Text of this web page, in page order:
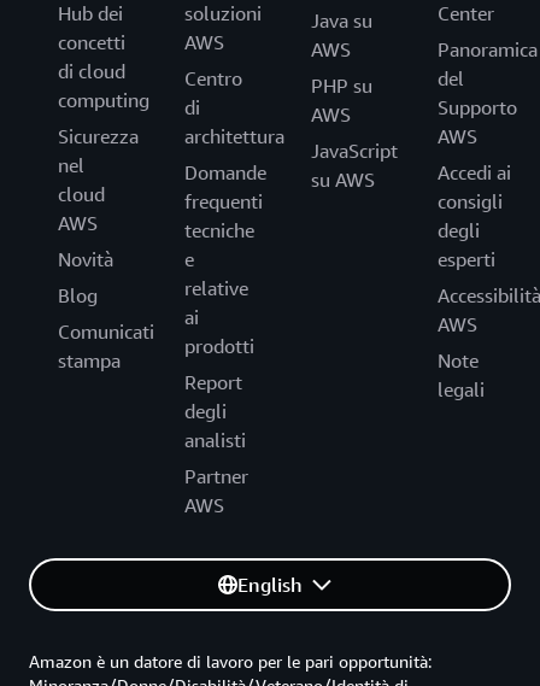
Hub dei
concetti
di cloud
computing
Sicurezza
nel
cloud
AWS
Novità
Blog
Comunicati
stampa
soluzioni
AWS
Centro
di
architettura
Domande
frequenti
tecniche
e
relative
ai
prodotti
Report
degli
analisti
Partner
AWS
Java su
AWS
PHP su
AWS
JavaScript
su AWS
Center
Panoramica
del
Supporto
AWS
Accedi ai
consigli
degli
esperti
Accessibilità
AWS
Note
legali
English
Amazon è un datore di lavoro per le pari opportunità: